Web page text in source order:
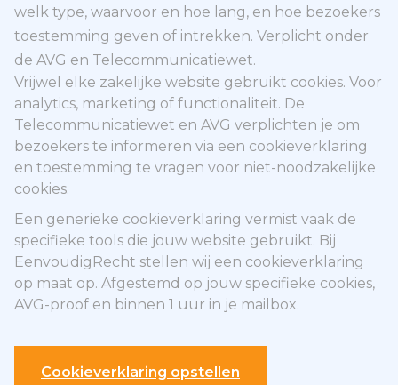
welk type, waarvoor en hoe lang, en hoe bezoekers
toestemming geven of intrekken. Verplicht onder
de AVG en Telecommunicatiewet.
Vrijwel elke zakelijke website gebruikt cookies. Voor
analytics, marketing of functionaliteit. De
Telecommunicatiewet en AVG verplichten je om
bezoekers te informeren via een cookieverklaring
en toestemming te vragen voor niet-noodzakelijke
cookies.
Een generieke cookieverklaring vermist vaak de
specifieke tools die jouw website gebruikt. Bij
EenvoudigRecht stellen wij een cookieverklaring
op maat op. Afgestemd op jouw specifieke cookies,
AVG-proof en binnen 1 uur in je mailbox.
Cookieverklaring opstellen